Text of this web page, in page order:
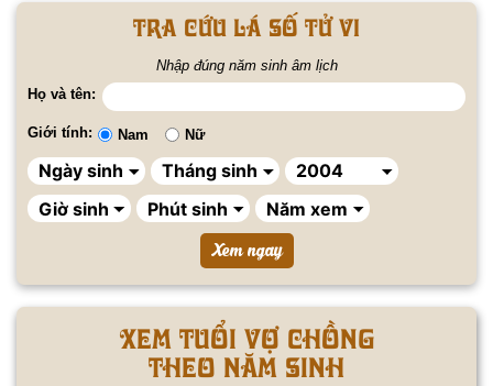
Tra cứu lá số tử vi
Nhập đúng năm sinh âm lịch
Họ và tên:
Giới tính: Nam Nữ
Xem tuổi vợ chồng
theo năm sinh